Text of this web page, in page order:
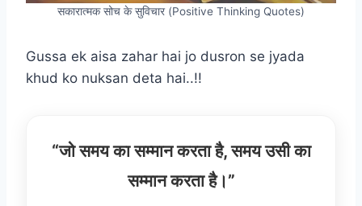
सकारात्मक सोच के सुविचार (Positive Thinking Quotes)
Gussa ek aisa zahar hai jo dusron se jyada
khud ko nuksan deta hai..!!
“जो समय का सम्मान करता है, समय उसी का
सम्मान करता है।”